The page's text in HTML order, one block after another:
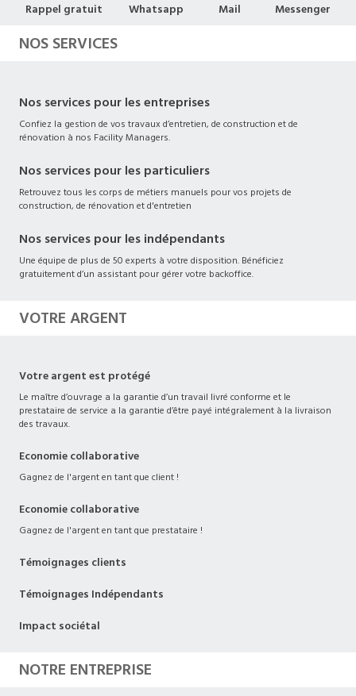
Rappel gratuit Whatsapp Mail Messenger
NOS SERVICES
Nos services pour les entreprises
Confiez la gestion de vos travaux d’entretien, de construction et de
rénovation à nos Facility Managers.
Nos services pour les particuliers
Retrouvez tous les corps de métiers manuels pour vos projets de
construction, de rénovation et d'entretien
Nos services pour les indépendants
Une équipe de plus de 50 experts à votre disposition. Bénéficiez
gratuitement d’un assistant pour gérer votre backoffice.
VOTRE ARGENT
Votre argent est protégé
Le maître d’ouvrage a la garantie d’un travail livré conforme et le
prestataire de service a la garantie d’être payé intégralement à la livraison
des travaux.
Economie collaborative
Gagnez de l'argent en tant que client !
Economie collaborative
Gagnez de l'argent en tant que prestataire !
Témoignages clients
Témoignages Indépendants
Impact sociétal
NOTRE ENTREPRISE